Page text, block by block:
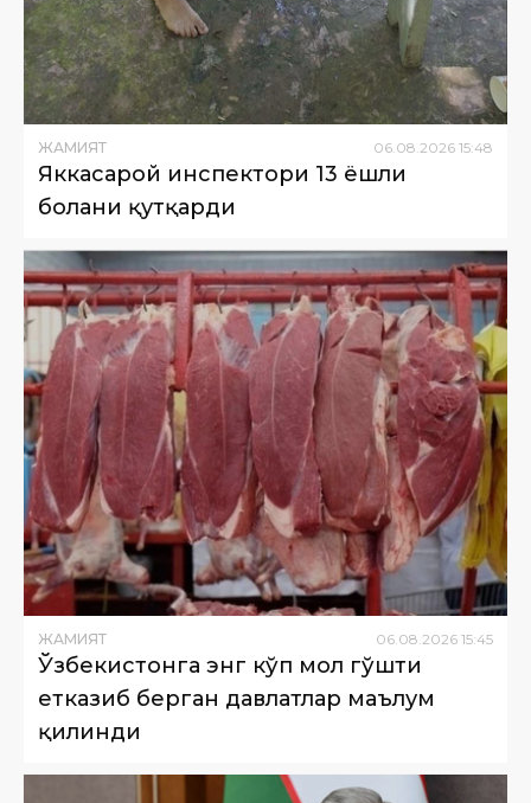
ЖАМИЯТ 06 08 2026 15:48
Яккасарой инспектори 13 ёшли
болани қутқарди
ЖАМИЯТ 06 08 2026 15:45
Ўзбекистонга энг кўп мол гўшти
етказиб берган давлатлар маълум
қилинди